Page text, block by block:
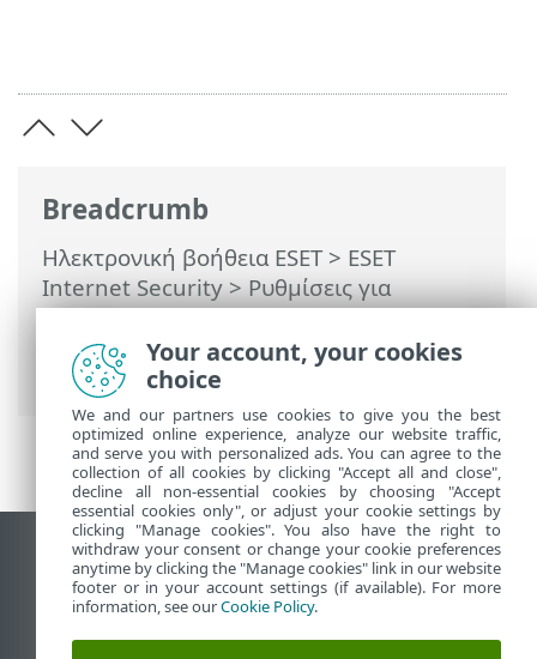
Breadcrumb
Ηλεκτρονική βοήθεια ESET> ESET
Internet Security>Ρυθμίσεις για
προχωρημένους>Προστασίες>
Προστασία πρόσβασης στο δίκτυο>
Σύνολα διευθύνσεων IP
Προβολή ιστότοπου επιφάνειας εργασίας
End of Life
Γνωσιακή βάση ESET
Ομάδα συζήτησης ESET
Your account, your cookies
choice
We and our partners use cookies to give you the best
optimized online experience, analyze our website traffic,
and serve you with personalized ads. You can agree to the
collection of all cookies by clicking "Accept all and close",
decline all non-essential cookies by choosing "Accept
essential cookies only", or adjust your cookie settings by
clicking "Manage cookies". You also have the right to
withdraw your consent or change your cookie preferences
anytime by clicking the "Manage cookies" link in our website
footer or in your account settings (if available). For more
information, see ourCookie Policy.